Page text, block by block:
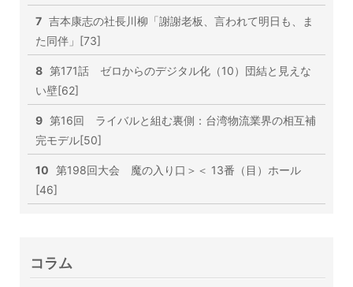
7 吉本康志の社長川柳「謝謝老板、言われて明日も、ま
た同伴」[73]
8 第171話 ゼロからのデジタル化（10）団結と見えな
い壁[62]
9 第16回 ライバルと組む裏側：台湾物流業界の相互補
完モデル[50]
10 第198回大会 魔の入り口＞＜ 13番（目）ホール
[46]
コラム